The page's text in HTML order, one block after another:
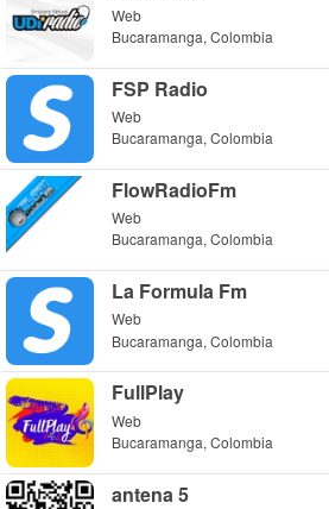
Web
Bucaramanga, Colombia
FSP Radio
Web
Bucaramanga, Colombia
FlowRadioFm
Web
Bucaramanga, Colombia
La Formula Fm
Web
Bucaramanga, Colombia
FullPlay
Web
Bucaramanga, Colombia
antena 5